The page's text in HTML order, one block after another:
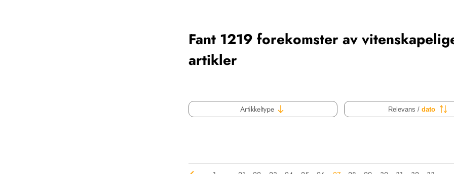
Fant 1219 forekomster av
artikler
Artikkeltype Relevans /dato